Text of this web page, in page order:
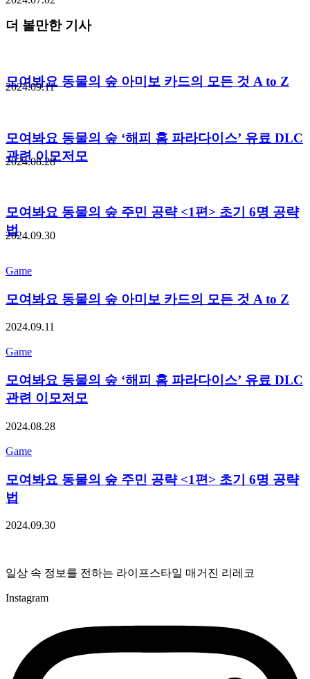
더 볼만한 기사
모여봐요 동물의 숲 아미보 카드의 모든 것 A to Z
2024.09.11
모여봐요 동물의 숲 ‘해피 홈 파라다이스’ 유료 DLC
관련 이모저모
2024.08.28
모여봐요 동물의 숲 주민 공략 <1편> 초기 6명 공략
법
2024.09.30
Game
모여봐요 동물의 숲 아미보 카드의 모든 것 A to Z
2024.09.11
Game
모여봐요 동물의 숲 ‘해피 홈 파라다이스’ 유료 DLC
관련 이모저모
2024.08.28
Game
모여봐요 동물의 숲 주민 공략 <1편> 초기 6명 공략
법
2024.09.30
일상 속 정보를 전하는 라이프스타일 매거진 리레코
Instagram